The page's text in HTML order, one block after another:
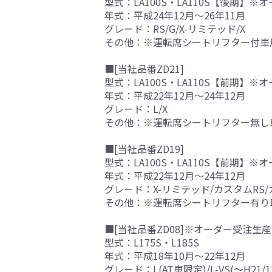
年式：平成24年12月～26年11月
グレード：RS/G/X-リミテッド/X
その他：※運転席シートリフター付車
■[当社品番ZD21]
型式：LA100S・LA110S【前期】※
年式：平成22年12月～24年12月
グレード：L/X
その他：※運転席シートリフター無
■[当社品番ZD19]
型式：LA100S・LA110S【前期】※
年式：平成22年12月～24年12月
グレード：X-リミテッド/カスタム
その他：※運転席シートリフター有
■[当社品番ZD08]※オーダー受注生
型式：L175S・L185S
年式：平成18年10月～22年12月
グレード：L(AT車限定)/L-VS(～H21/